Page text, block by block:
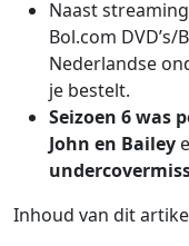
Naast
Bol.com
Nederlandse
je bestelt.
Seizoen 6 was
John en Bailey
Inhoud van dit